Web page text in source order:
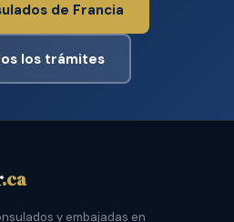
de Francia
los trámites
.ca
y embajadas en